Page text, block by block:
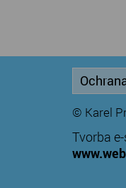
© Karel
Tvorba